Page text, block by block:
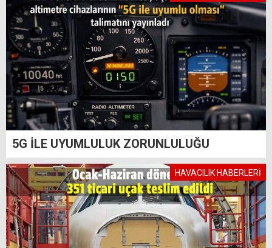
5G İLE UYUMLULUK ZORUNLULUĞU
HAVACILIK HABERLERİ